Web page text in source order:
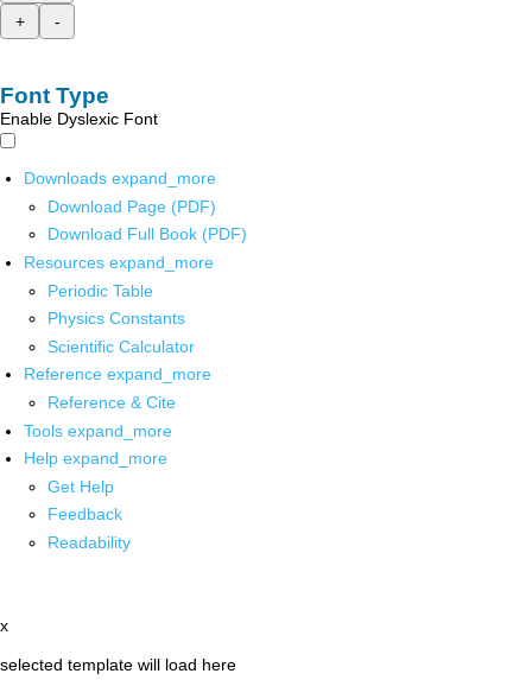
+
-
Font Type
Enable Dyslexic Font
Downloads expand_more
Download Page (PDF)
Download Full Book (PDF)
Resources expand_more
Periodic Table
Physics Constants
Scientific Calculator
Reference expand_more
Reference & Cite
Tools expand_more
Help expand_more
Get Help
Feedback
Readability
x
selected template will load here